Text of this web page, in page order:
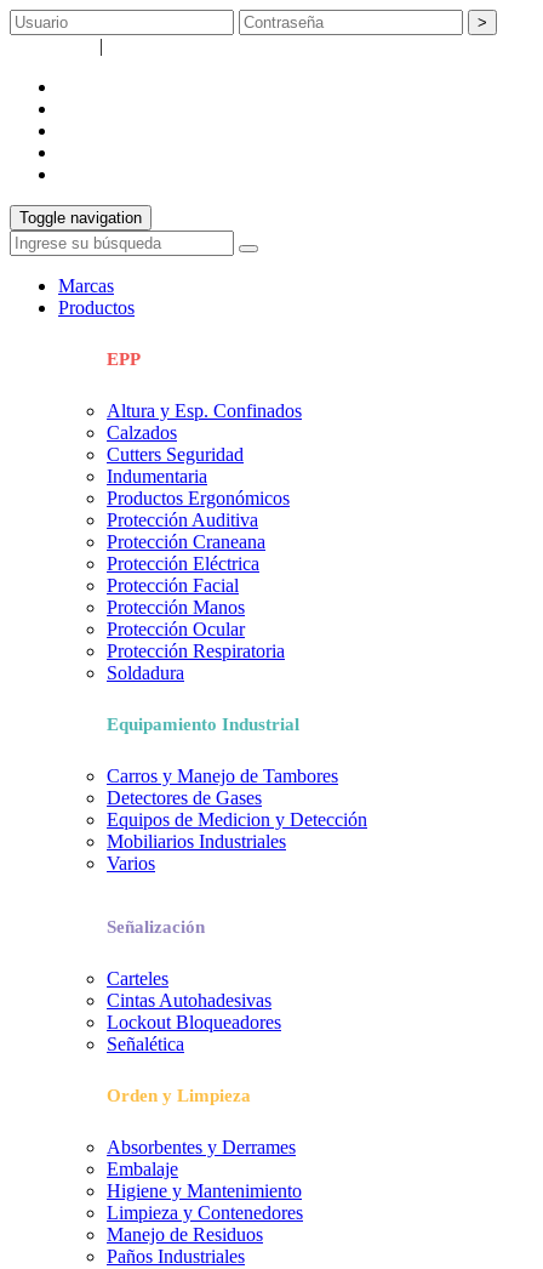
>
|
Toggle navigation
Marcas
Productos
EPP
Altura y Esp. Confinados
Calzados
Cutters Seguridad
Indumentaria
Productos Ergonómicos
Protección Auditiva
Protección Craneana
Protección Eléctrica
Protección Facial
Protección Manos
Protección Ocular
Protección Respiratoria
Soldadura
Equipamiento Industrial
Carros y Manejo de Tambores
Detectores de Gases
Equipos de Medicion y Detección
Mobiliarios Industriales
Varios
Señalización
Carteles
Cintas Autohadesivas
Lockout Bloqueadores
Señalética
Orden y Limpieza
Absorbentes y Derrames
Embalaje
Higiene y Mantenimiento
Limpieza y Contenedores
Manejo de Residuos
Paños Industriales